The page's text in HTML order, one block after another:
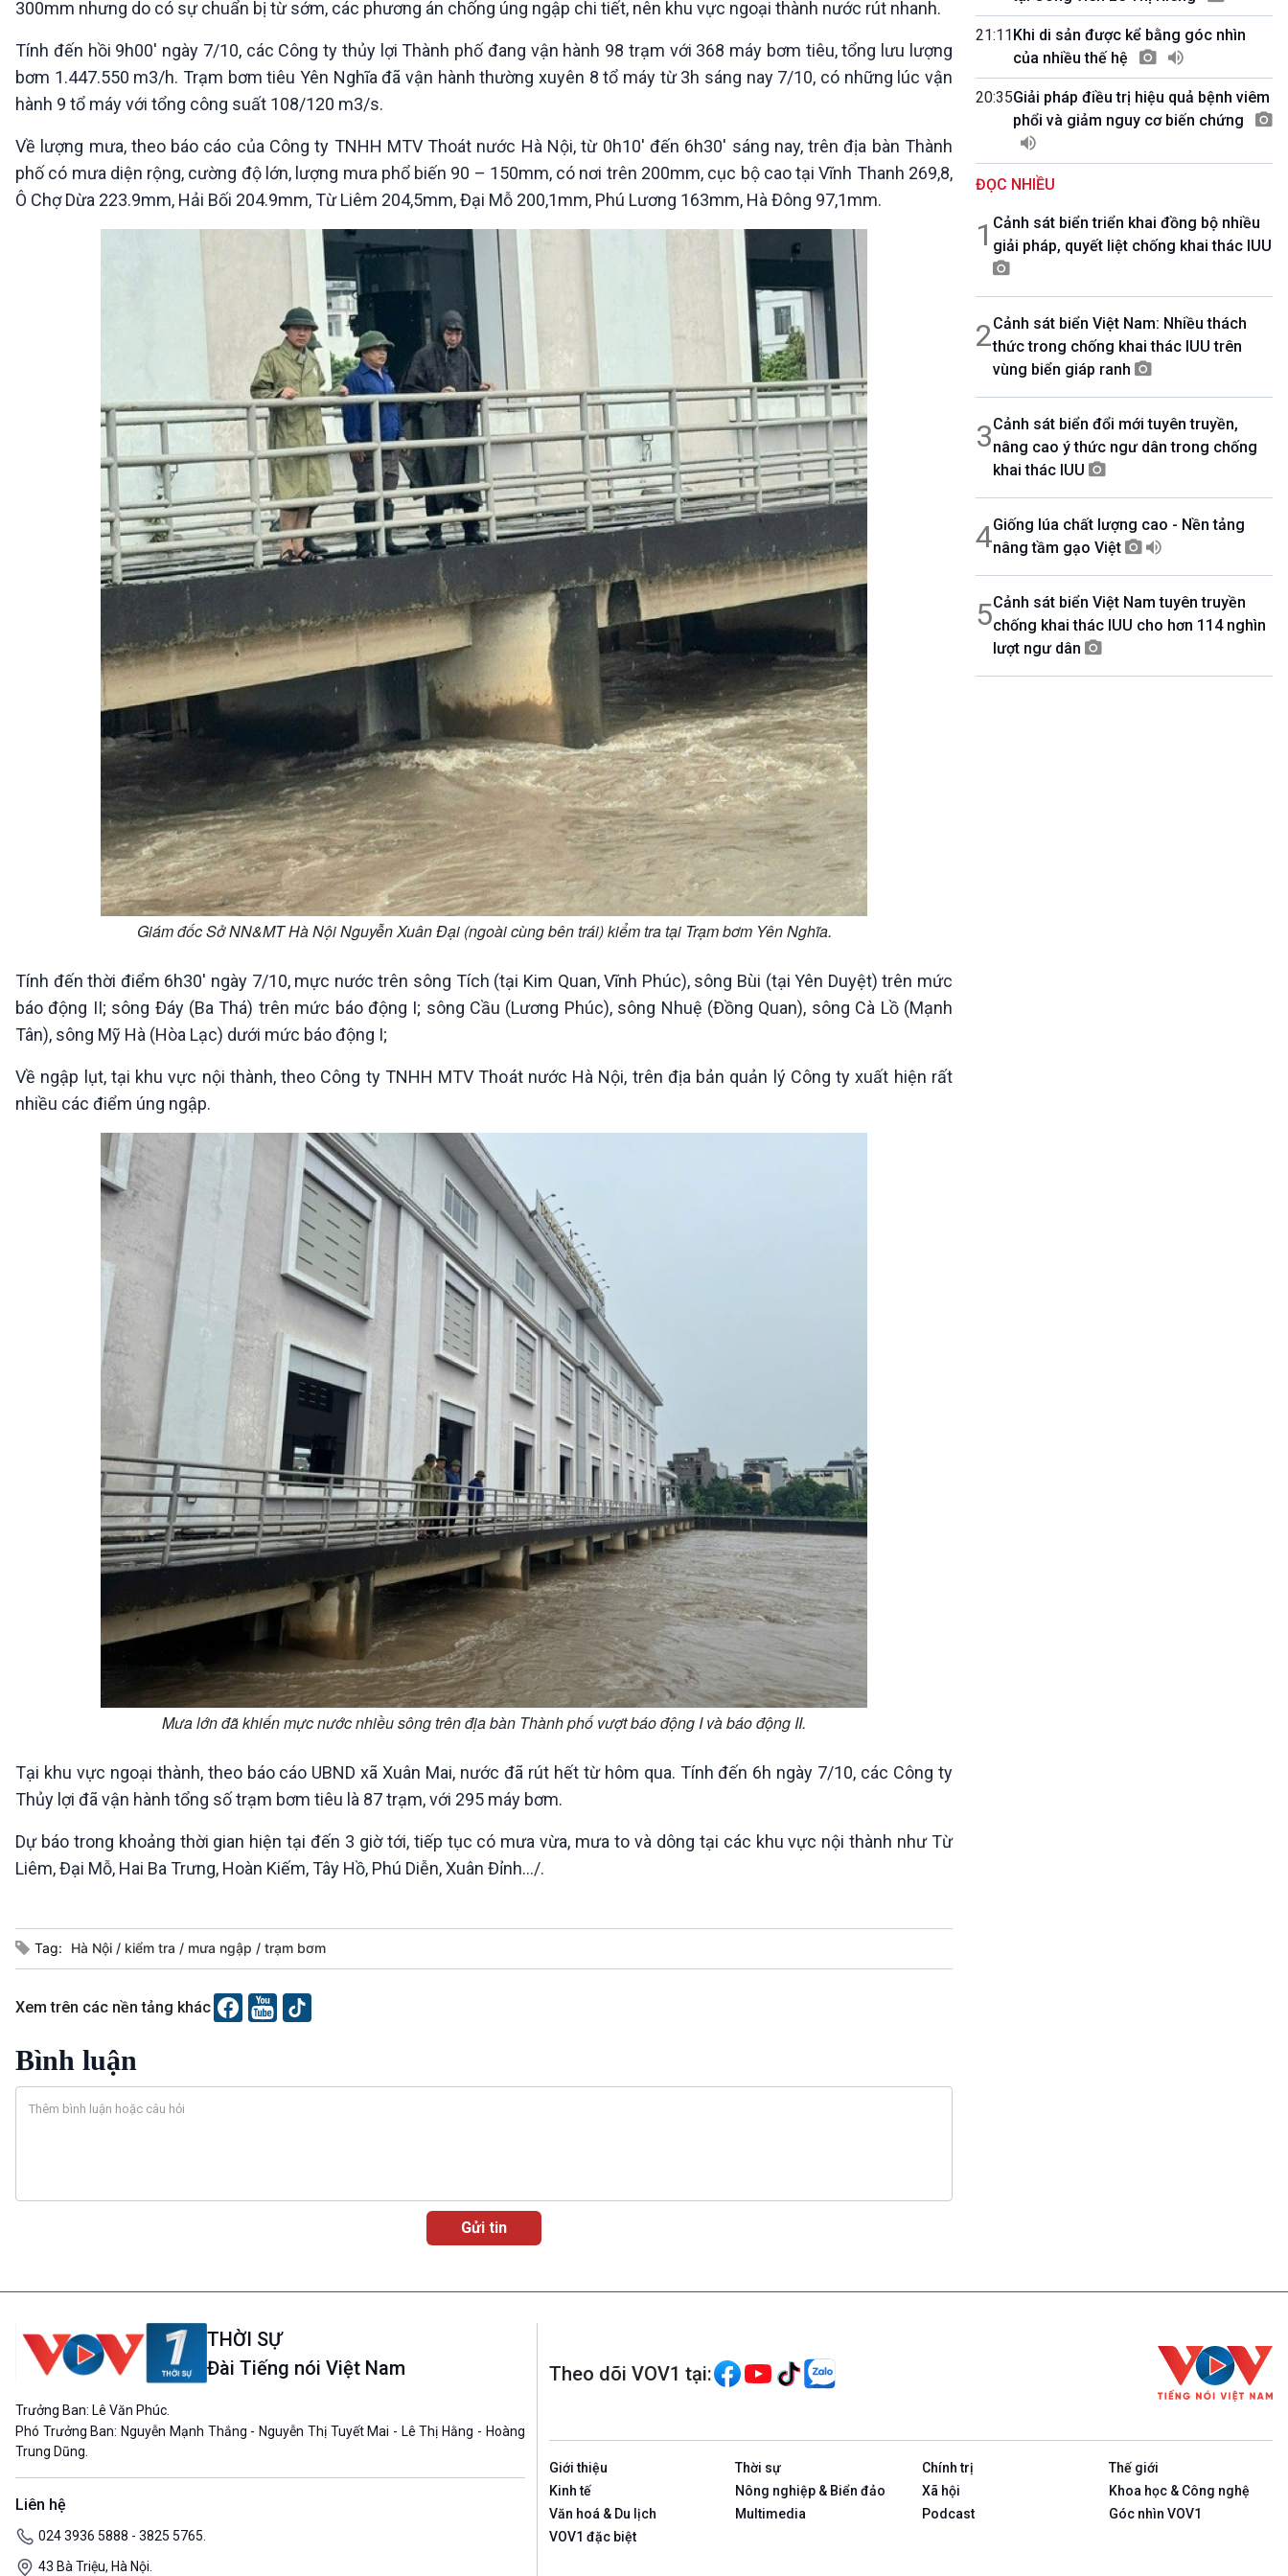
360 độ Sức khỏe
Tài nguyên và Môi trường
Chuyên gia của bạn
Xã hội chuyển động
Kết nối công nghệ
khí hậu
Chát với người nổi tiếng
Video
E-Magazine
10 phút Sự kiện - Luận bàn
Câu chuyện thời sự
Dòng chảy sự kiện
Đối thoại
Diễn đàn chủ nhật
Chuyện đêm
VOV1 đặc biệt
Thanh âm ký sự
Chân dung cuộc sống
Các chương trình đặc biệt
300mm nhưng do có sự chuẩn bị từ sớm, các phương án chống úng ngập chi tiết, nên khu vực ngoại thành nước rút nhanh.
Tính đến hồi 9h00' ngày 7/10, các Công ty thủy lợi Thành phố đang vận hành 98 trạm với 368 máy bơm tiêu, tổng lưu lượng
bơm 1.447.550 m3/h. Trạm bơm tiêu Yên Nghĩa đã vận hành thường xuyên 8 tổ máy từ 3h sáng nay 7/10, có những lúc vận
hành 9 tổ máy với tổng công suất 108/120 m3/s.
Về lượng mưa, theo báo cáo của Công ty TNHH MTV Thoát nước Hà Nội, từ 0h10' đến 6h30' sáng nay, trên địa bàn Thành
phố có mưa diện rộng, cường độ lớn, lượng mưa phổ biến 90 – 150mm, có nơi trên 200mm, cục bộ cao tại Vĩnh Thanh 269,8,
Ô Chợ Dừa 223.9mm, Hải Bối 204.9mm, Từ Liêm 204,5mm, Đại Mỗ 200,1mm, Phú Lương 163mm, Hà Đông 97,1mm.
Giám đốc Sở NN&MT Hà Nội Nguyễn Xuân Đại (ngoài cùng bên trái) kiểm tra tại Trạm bơm Yên Nghĩa.
Tính đến thời điểm 6h30' ngày 7/10, mực nước trên sông Tích (tại Kim Quan, Vĩnh Phúc), sông Bùi (tại Yên Duyệt) trên mức
báo động II; sông Đáy (Ba Thá) trên mức báo động I; sông Cầu (Lương Phúc), sông Nhuệ (Đồng Quan), sông Cà Lồ (Mạnh
Tân), sông Mỹ Hà (Hòa Lạc) dưới mức báo động I;
Về ngập lụt, tại khu vực nội thành, theo Công ty TNHH MTV Thoát nước Hà Nội, trên địa bản quản lý Công ty xuất hiện rất
nhiều các điểm úng ngập.
Mưa lớn đã khiến mực nước nhiều sông trên địa bàn Thành phố vượt báo động I và báo động II.
Tại khu vực ngoại thành, theo báo cáo UBND xã Xuân Mai, nước đã rút hết từ hôm qua. Tính đến 6h ngày 7/10, các Công ty
Thủy lợi đã vận hành tổng số trạm bơm tiêu là 87 trạm, với 295 máy bơm.
Dự báo trong khoảng thời gian hiện tại đến 3 giờ tới, tiếp tục có mưa vừa, mưa to và dông tại các khu vực nội thành như Từ
Liêm, Đại Mỗ, Hai Ba Trưng, Hoàn Kiếm, Tây Hồ, Phú Diễn, Xuân Đỉnh…/.
Tag: Hà Nội kiểm tra mưa ngập trạm bơm
Xem trên các nền tảng khác
Bình luận
21:11Khi di sản được kể bằng góc nhìn
của nhiều thế hệ
20:35Giải pháp điều trị hiệu quả bệnh viêm
phổi và giảm nguy cơ biến chứng
ĐỌC NHIỀU
1 Cảnh sát biển triển khai đồng bộ nhiều
giải pháp, quyết liệt chống khai thác IUU
2Cảnh sát biển Việt Nam: Nhiều thách
thức trong chống khai thác IUU trên
vùng biển giáp ranh
3Cảnh sát biển đổi mới tuyên truyền,
nâng cao ý thức ngư dân trong chống
khai thác IUU
4Giống lúa chất lượng cao - Nền tảng
nâng tầm gạo Việt
5Cảnh sát biển Việt Nam tuyên truyền
chống khai thác IUU cho hơn 114 nghìn
lượt ngư dân
THỜI SỰ
Đài Tiếng nói Việt Nam
Trưởng Ban: Lê Văn Phúc.
Phó Trưởng Ban: Nguyễn Mạnh Thắng - Nguyễn Thị Tuyết Mai - Lê Thị Hằng - Hoàng
Trung Dũng.
Liên hệ
024 3936 5888 - 3825 5765.
43 Bà Triệu, Hà Nội.
Theo dõi VOV1 tại:
Giới thiệu Thời sự Chính trị
Thế giới
Kinh tế
Nông nghiệp & Biển đảo Xã hội
Khoa học & Công nghệ
Văn hoá & Du lịch
Multimedia Podcast
Góc nhìn VOV1
VOV1 đặc biệt